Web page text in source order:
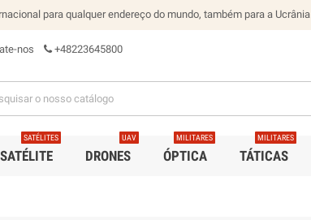
para qualquer endereço do mundo, também para a Ucrânia
nos +48223645800
SATÉLITES
DRONES
UAV
ÓPTICA
MILITARES
TÁTICAS
MILITARES